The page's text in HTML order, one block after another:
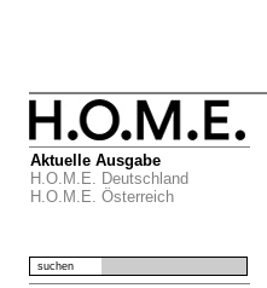
Aktuelle Ausgabe
H.O.M.E. Deutschland
H.O.M.E. Österreich
suchen